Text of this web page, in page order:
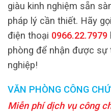
giàu kinh nghiệm sẵn
pháp lý cần thiết. Hãy
điện thoại 0966.22.7979
phòng để nhận được sự
nghiệp!
VĂN PHÒNG CÔNG
Miễn phí dịch vụ công